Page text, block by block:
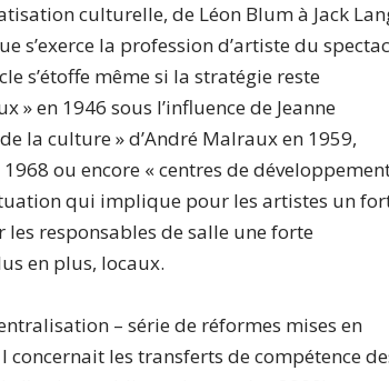
culturelle, de Léon Blum à Jack
s’exerce la profession d’artiste du
s’étoffe même si la stratégie reste
en 1946 sous l’influence de Jeanne
la culture » d’André Malraux en 1959,
ou encore « centres de
qui implique pour les artistes un
responsables de salle une forte
en plus, locaux.
– série de réformes mises en
concernait les transferts de compétence